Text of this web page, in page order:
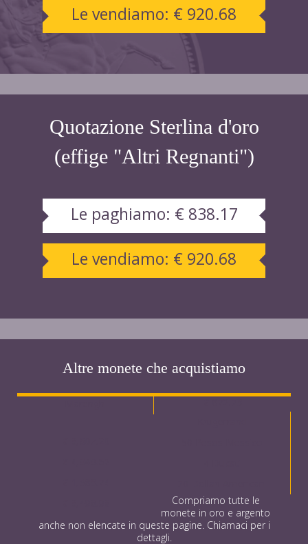
Le vendiamo: € 920.68
Quotazione Sterlina d'oro
(effige "Altri Regnanti")
Le paghiamo: € 838.17
Le vendiamo: € 920.68
Altre monete che acquistiamo
Compriamo tutte le
monete in oro e argento
anche non elencate in queste pagine. Chiamaci per i
dettagli.